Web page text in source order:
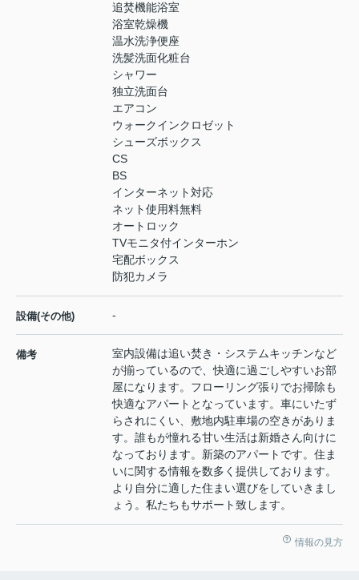
追焚機能浴室
浴室乾燥機
温水洗浄便座
洗髪洗面化粧台
シャワー
独立洗面台
エアコン
ウォークインクロゼット
シューズボックス
CS
BS
インターネット対応
ネット使用料無料
オートロック
TVモニタ付インターホン
宅配ボックス
防犯カメラ
設備(その他) -
備考
室内設備は追い焚き・システムキッチンなど
が揃っているので、快適に過ごしやすいお部
屋になります。フローリング張りでお掃除も
快適なアパートとなっています。車にいたず
らされにくい、敷地内駐車場の空きがありま
す。誰もが憧れる甘い生活は新婚さん向けに
なっております。新築のアパートです。住ま
いに関する情報を数多く提供しております。
より自分に適した住まい選びをしていきまし
ょう。私たちもサポート致します。
情報の見方